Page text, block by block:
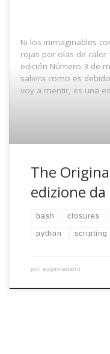
Ni los inimaginables
rojas por olas de
edición Número 3 de
saliera como es
voy a mentir, es una
The
edizione
bash closures
python scripting
por eugeniabahit